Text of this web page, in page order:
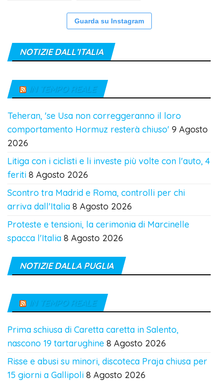
Guarda su Instagram
NOTIZIE DALL’ITALIA
IN TEMPO REALE
Teheran, 'se Usa non correggeranno il loro
comportamento Hormuz resterà chiuso' 9 Agosto
2026
Litiga con i ciclisti e li investe più volte con l'auto, 4
feriti 8 Agosto 2026
Scontro tra Madrid e Roma, controlli per chi
arriva dall'Italia 8 Agosto 2026
Proteste e tensioni, la cerimonia di Marcinelle
spacca l'Italia 8 Agosto 2026
NOTIZIE DALLA PUGLIA
IN TEMPO REALE
Prima schiusa di Caretta caretta in Salento,
nascono 19 tartarughine 8 Agosto 2026
Risse e abusi su minori, discoteca Praja chiusa per
15 giorni a Gallipoli 8 Agosto 2026